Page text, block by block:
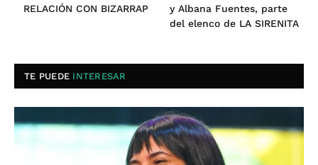
RELACIÓN CON BIZARRAP
y Albana Fuentes, parte
del elenco de LA SIRENITA
TE PUEDE INTERESAR